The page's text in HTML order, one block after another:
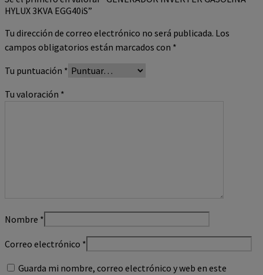
HYLUX 3KVA EGG40iS”
Tu dirección de correo electrónico no será publicada. Los
campos obligatorios están marcados con *
Tu puntuación *
Tu valoración *
Nombre *
Correo electrónico *
Guarda mi nombre, correo electrónico y web en este